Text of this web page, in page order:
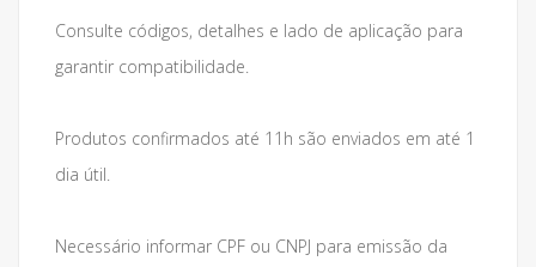
Consulte códigos, detalhes e lado de aplicação para
garantir compatibilidade.
Produtos confirmados até 11h são enviados em até 1
dia útil.
Necessário informar CPF ou CNPJ para emissão da